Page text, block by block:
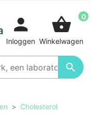

person
Inloggen
shopping_basket 0
Winkelwagen
Cholesterol